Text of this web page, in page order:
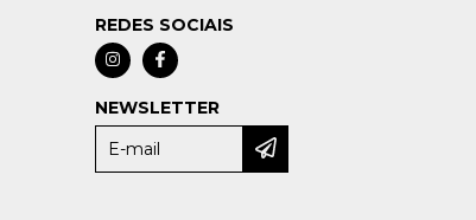
REDES SOCIAIS
NEWSLETTER